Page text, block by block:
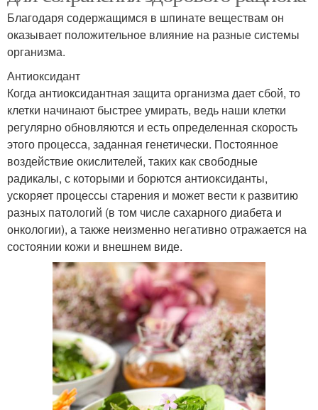
Благодаря содержащимся в шпинате веществам он
оказывает положительное влияние на разные системы
организма.
Антиоксидант
Когда антиоксидантная защита организма дает сбой, то
клетки начинают быстрее умирать, ведь наши клетки
регулярно обновляются и есть определенная скорость
этого процесса, заданная генетически. Постоянное
воздействие окислителей, таких как свободные
радикалы, с которыми и борются антиоксиданты,
ускоряет процессы старения и может вести к развитию
разных патологий (в том числе сахарного диабета и
онкологии), а также неизменно негативно отражается на
состоянии кожи и внешнем виде.